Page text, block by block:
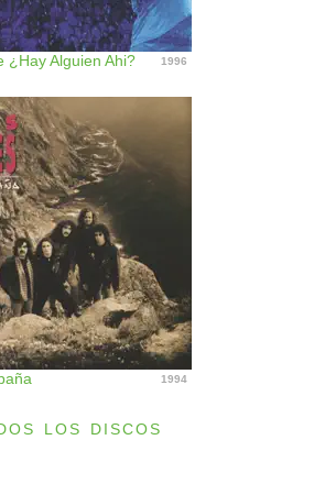
¿Hay Alguien Ahi? 1996
1994
los discos